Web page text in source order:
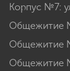
Корпус №7:
Общежитие
Общежитие
Общежитие